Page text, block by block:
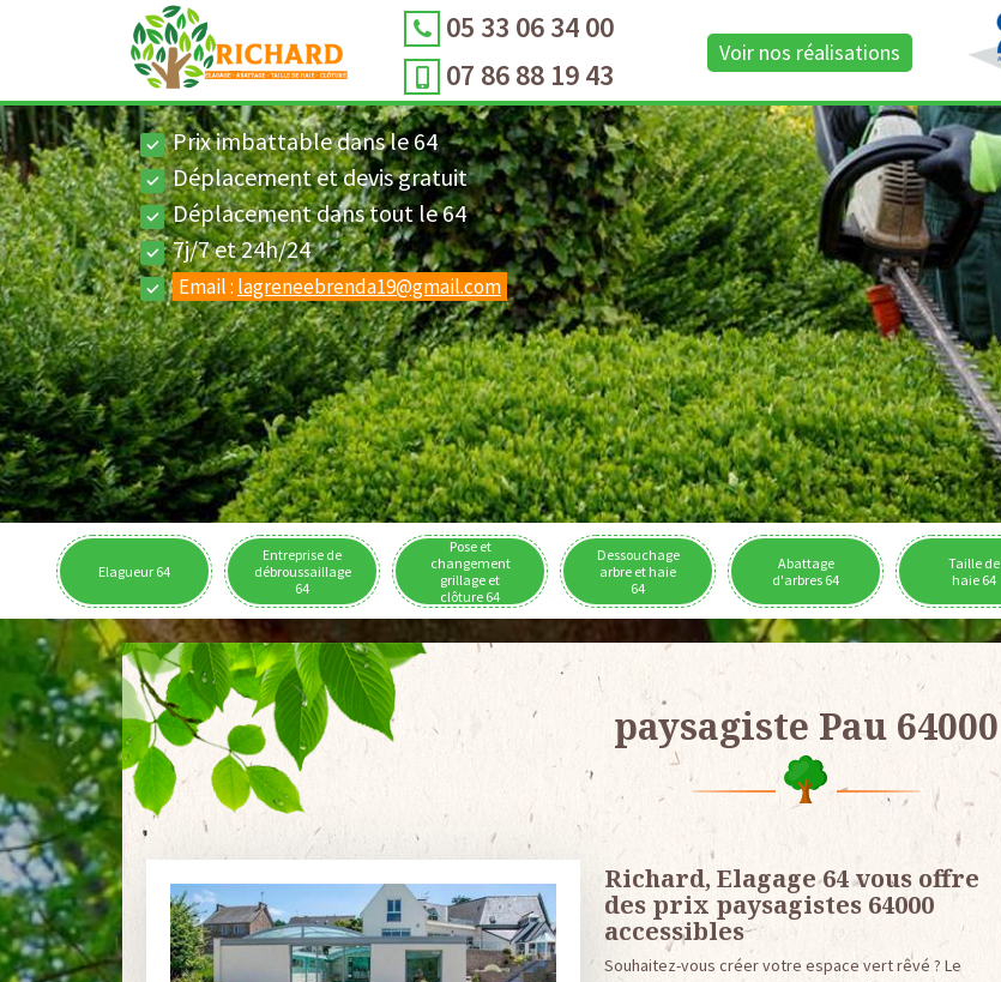
05 33 06 34 00
07 86 88 19 43
Voir nos réalisations
Prix imbattable dans le 64
Déplacement et devis gratuit
Déplacement dans tout le 64
7j/7 et 24h/24
Email : lagreneebrenda19@gmail.com
Elagueur 64
Entreprise de
débroussaillage
64
Pose et
changement
grillage et
clôture 64
Dessouchage
arbre et haie
64
Abattage
d'arbres 64
Taille de
haie 64
paysagiste Pau 64000
Richard, Elagage 64 vous offre
des prix paysagistes 64000
accessibles
Souhaitez-vous créer votre espace vert rêvé ? Le